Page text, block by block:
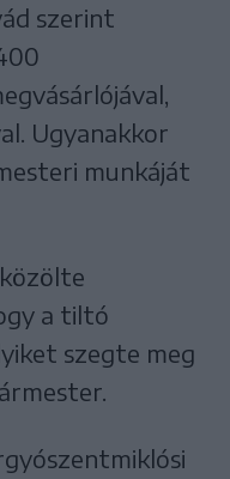
szerint
00
Ugyanakkor
munkáját
a tiltó
szegte meg